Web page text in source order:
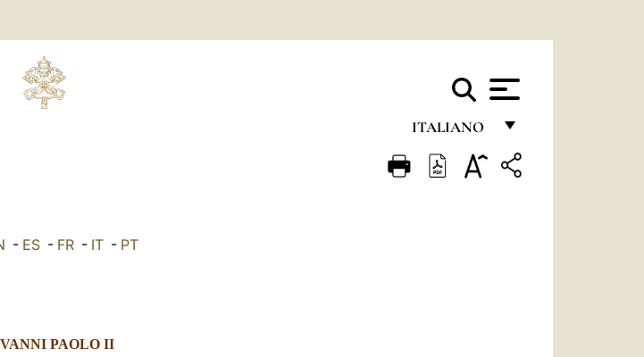
ITALIANO
FRANÇAIS
- ES - FR - IT - PT
PAOLO II